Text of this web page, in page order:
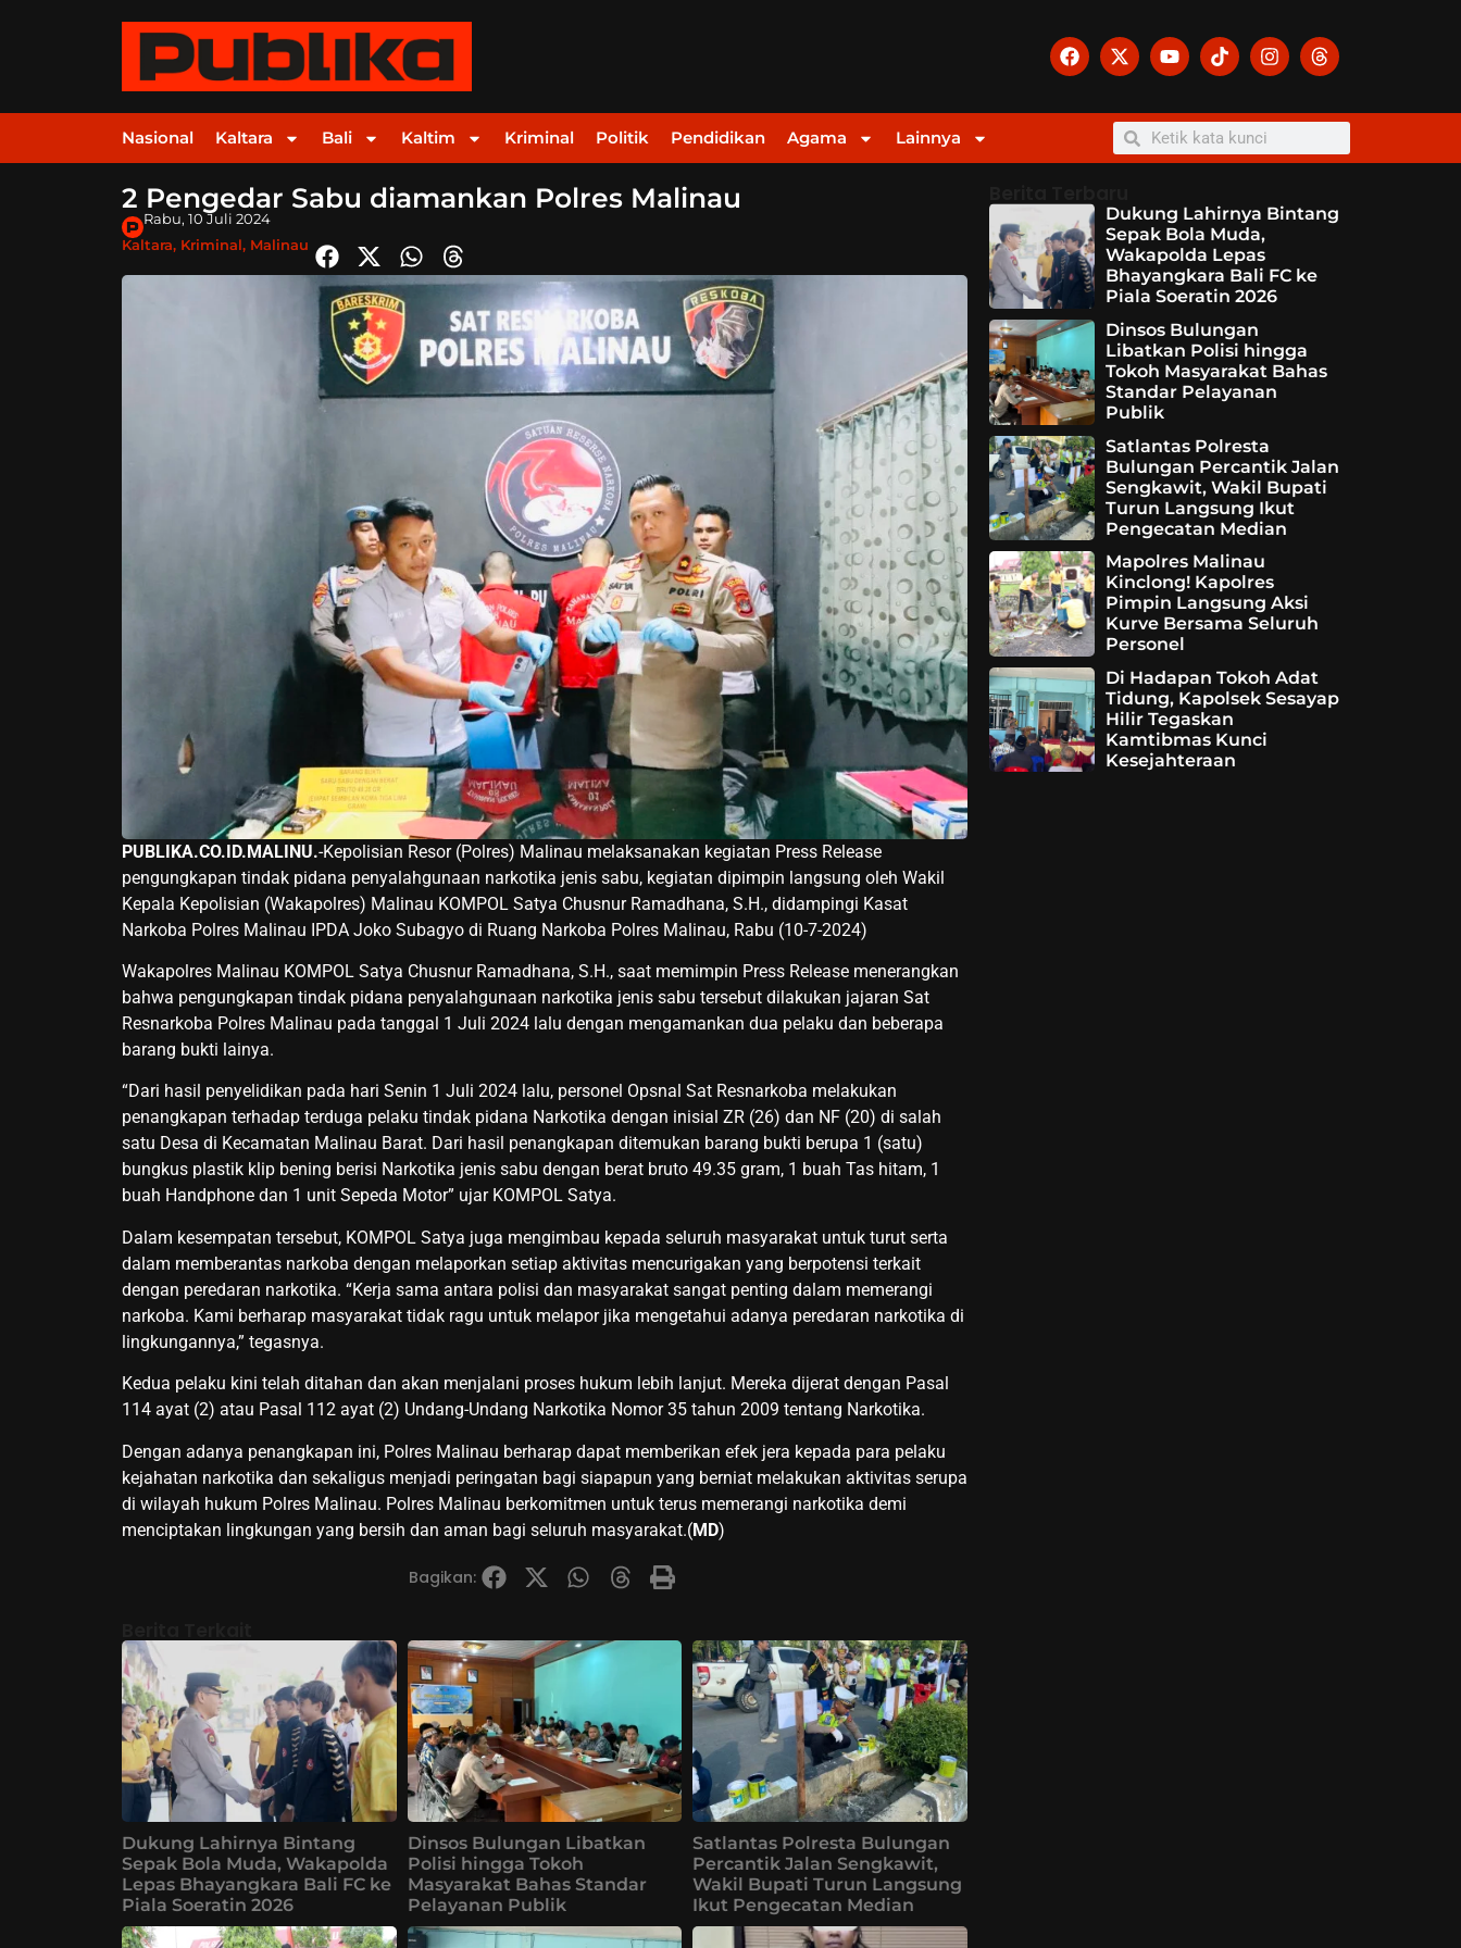
Nasional Kaltara Bali Kaltim Kriminal Politik Pendidikan Agama Lainnya
2 Pengedar Sabu diamankan Polres Malinau
Rabu, 10 Juli 2024
Kaltara, Kriminal, Malinau
PUBLIKA.CO.ID.MALINU.-Kepolisian Resor (Polres) Malinau melaksanakan kegiatan Press Release
pengungkapan tindak pidana penyalahgunaan narkotika jenis sabu, kegiatan dipimpin langsung oleh Wakil
Kepala Kepolisian (Wakapolres) Malinau KOMPOL Satya Chusnur Ramadhana, S.H., didampingi Kasat
Narkoba Polres Malinau IPDA Joko Subagyo di Ruang Narkoba Polres Malinau, Rabu (10-7-2024)
Wakapolres Malinau KOMPOL Satya Chusnur Ramadhana, S.H., saat memimpin Press Release menerangkan
bahwa pengungkapan tindak pidana penyalahgunaan narkotika jenis sabu tersebut dilakukan jajaran Sat
Resnarkoba Polres Malinau pada tanggal 1 Juli 2024 lalu dengan mengamankan dua pelaku dan beberapa
barang bukti lainya.
“Dari hasil penyelidikan pada hari Senin 1 Juli 2024 lalu, personel Opsnal Sat Resnarkoba melakukan
penangkapan terhadap terduga pelaku tindak pidana Narkotika dengan inisial ZR (26) dan NF (20) di salah
satu Desa di Kecamatan Malinau Barat. Dari hasil penangkapan ditemukan barang bukti berupa 1 (satu)
bungkus plastik klip bening berisi Narkotika jenis sabu dengan berat bruto 49.35 gram, 1 buah Tas hitam, 1
buah Handphone dan 1 unit Sepeda Motor” ujar KOMPOL Satya.
Dalam kesempatan tersebut, KOMPOL Satya juga mengimbau kepada seluruh masyarakat untuk turut serta
dalam memberantas narkoba dengan melaporkan setiap aktivitas mencurigakan yang berpotensi terkait
dengan peredaran narkotika. “Kerja sama antara polisi dan masyarakat sangat penting dalam memerangi
narkoba. Kami berharap masyarakat tidak ragu untuk melapor jika mengetahui adanya peredaran narkotika di
lingkungannya,” tegasnya.
Kedua pelaku kini telah ditahan dan akan menjalani proses hukum lebih lanjut. Mereka dijerat dengan Pasal
114 ayat (2) atau Pasal 112 ayat (2) Undang-Undang Narkotika Nomor 35 tahun 2009 tentang Narkotika.
Dengan adanya penangkapan ini, Polres Malinau berharap dapat memberikan efek jera kepada para pelaku
kejahatan narkotika dan sekaligus menjadi peringatan bagi siapapun yang berniat melakukan aktivitas serupa
di wilayah hukum Polres Malinau. Polres Malinau berkomitmen untuk terus memerangi narkotika demi
menciptakan lingkungan yang bersih dan aman bagi seluruh masyarakat.(MD)
Bagikan:
Dukung Lahirnya Bintang
Sepak Bola Muda, Wakapolda
Lepas Bhayangkara Bali FC ke
Piala Soeratin 2026
Dinsos Bulungan Libatkan
Polisi hingga Tokoh
Masyarakat Bahas Standar
Pelayanan Publik
Satlantas Polresta Bulungan
Percantik Jalan Sengkawit,
Wakil Bupati Turun Langsung
Ikut Pengecatan Median
Dukung Lahirnya Bintang
Sepak Bola Muda,
Wakapolda Lepas
Bhayangkara Bali FC ke
Piala Soeratin 2026
Dinsos Bulungan
Libatkan Polisi hingga
Tokoh Masyarakat Bahas
Standar Pelayanan
Publik
Satlantas Polresta
Bulungan Percantik Jalan
Sengkawit, Wakil Bupati
Turun Langsung Ikut
Pengecatan Median
Mapolres Malinau
Kinclong! Kapolres
Pimpin Langsung Aksi
Kurve Bersama Seluruh
Personel
Di Hadapan Tokoh Adat
Tidung, Kapolsek Sesayap
Hilir Tegaskan
Kamtibmas Kunci
Kesejahteraan